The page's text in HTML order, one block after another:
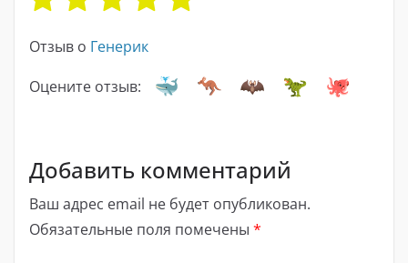
Отзыв о Генерик
Оцените отзыв:
Добавить комментарий
Ваш адрес email не будет опубликован.
Обязательные поля помечены *